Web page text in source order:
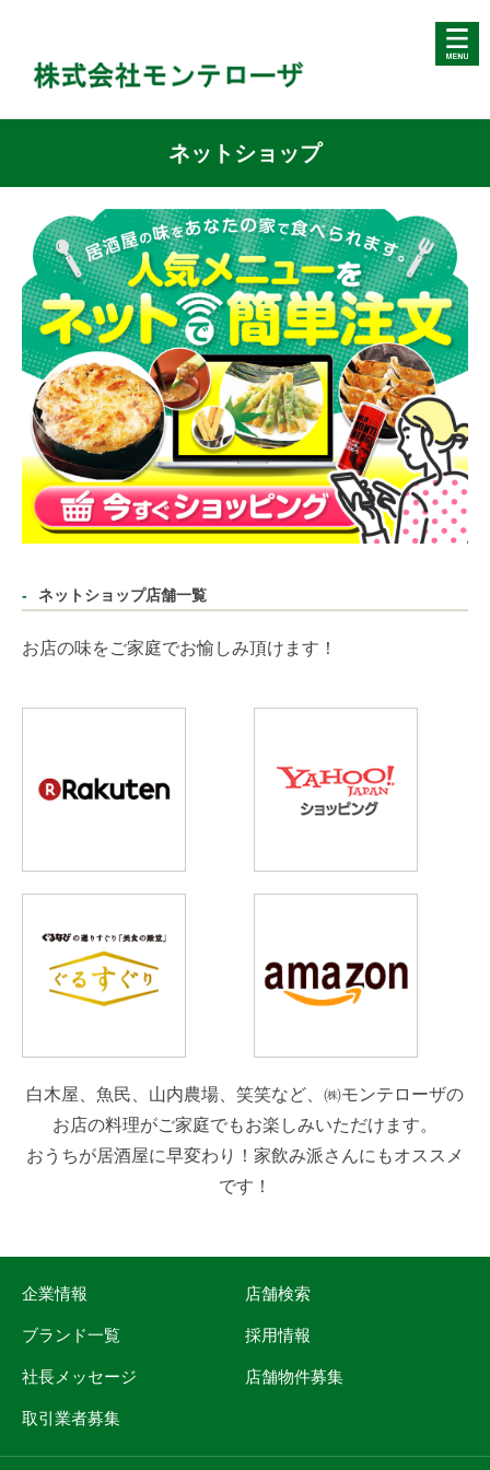
ネットショップ
ネットショップ店舗一覧
お店の味をご家庭でお愉しみ頂けます！
白木屋、魚民、山内農場、笑笑など、㈱モンテローザの
お店の料理がご家庭でもお楽しみいただけます。
おうちが居酒屋に早変わり！家飲み派さんにもオススメ
です！
企業情報 店舗検索
ブランド一覧 採用情報
社長メッセージ 店舗物件募集
取引業者募集